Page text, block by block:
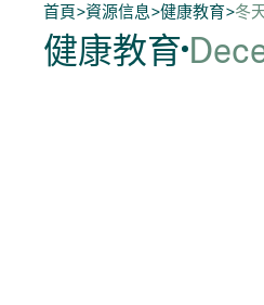
首頁>資源信息>健康教育>冬
健康教育